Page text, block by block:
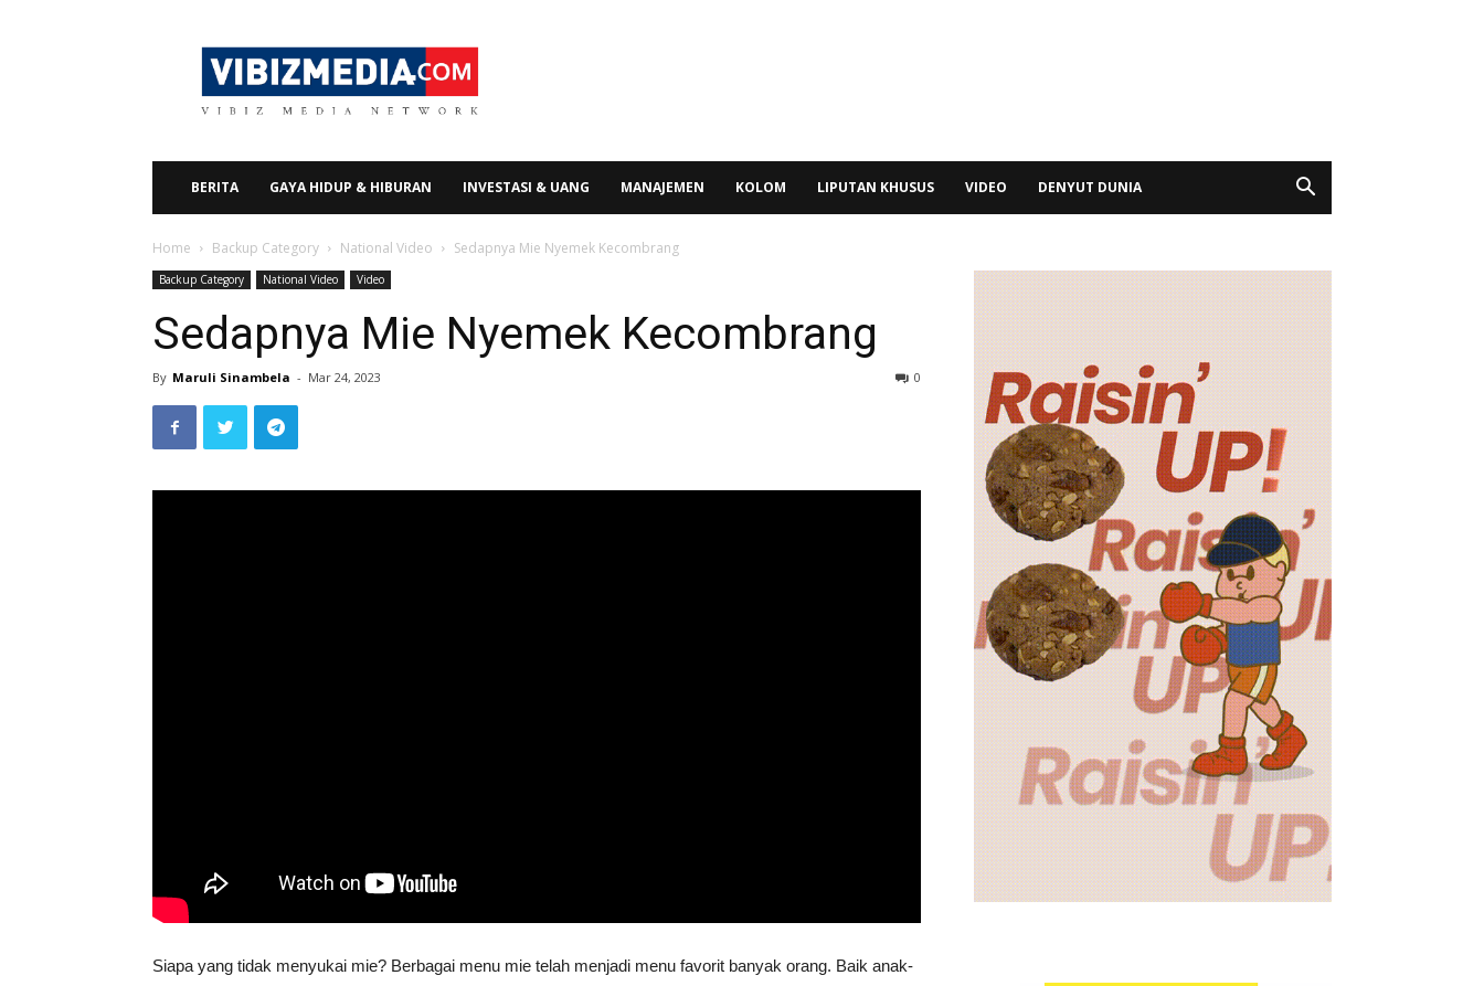
Vibizmedia.com
BERITA GAYA HIDUP & HIBURAN INVESTASI & UANG MANAJEMEN KOLOM LIPUTAN KHUSUS VIDEO DENYUT DUNIA
Home Backup Category National Video Sedapnya Mie Nyemek Kecombrang
Backup Category National Video Video
Sedapnya Mie Nyemek Kecombrang
By Maruli Sinambela - Mar 24, 2023 0
Siapa yang tidak menyukai mie? Berbagai menu mie telah menjadi menu favorit banyak orang. Baik anak-